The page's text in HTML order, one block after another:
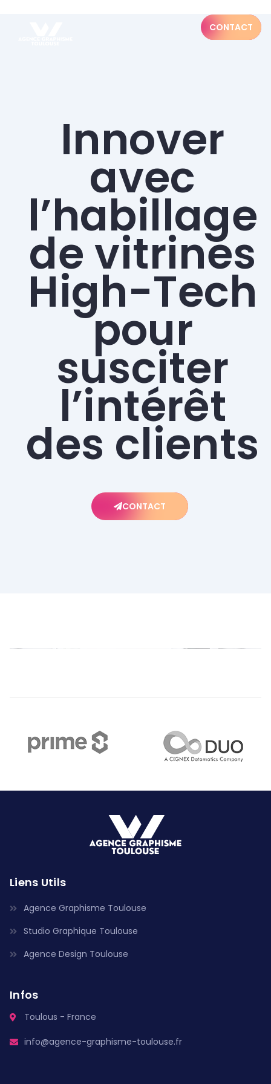
CONTACT
Innover
avec
l’habillage
de vitrines
High-Tech
pour
susciter
l’intérêt
des clients
CONTACT
Liens Utils
Agence Graphisme Toulouse
Studio Graphique Toulouse
Agence Design Toulouse
Infos
Toulous - France
info@agence-graphisme-toulouse.fr